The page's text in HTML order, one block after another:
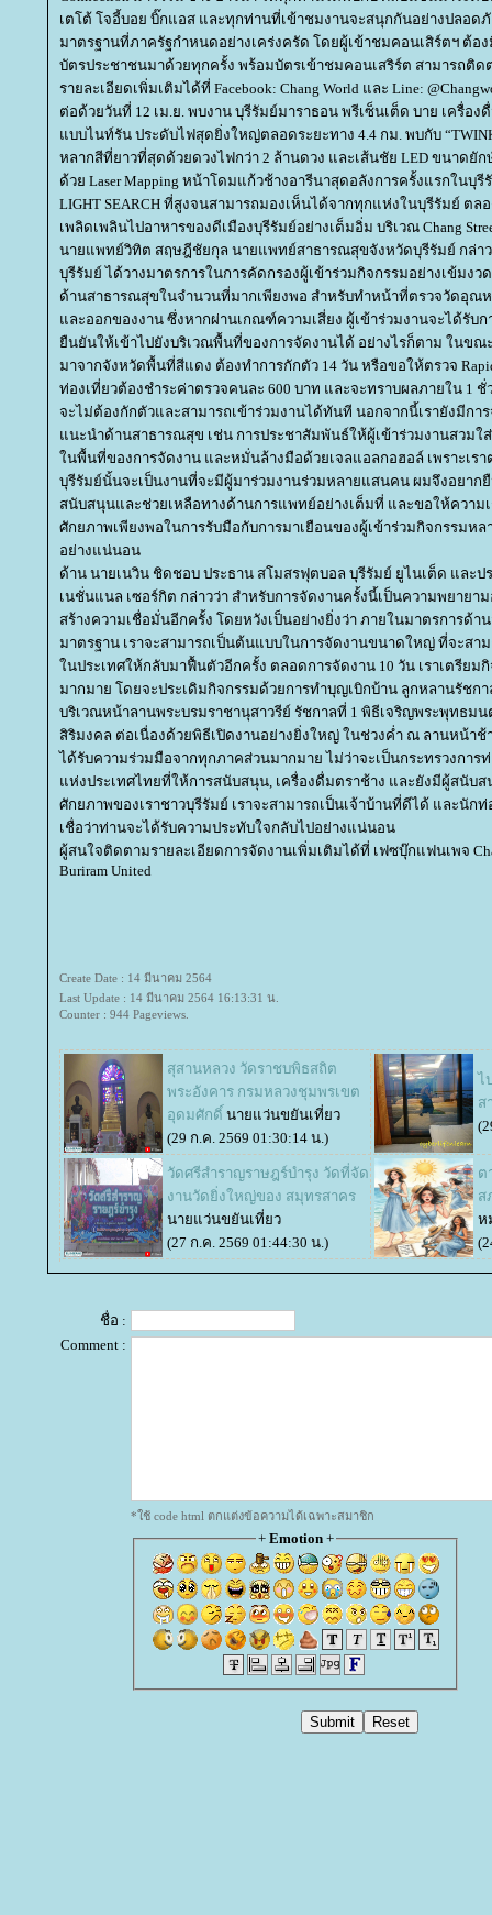
เตโต้ โจอี้บอย บิ๊กแอส และทุกท่านที่เข้าชมงานจะสนุกกันอย่างปลอดภั
มาตรฐานที่ภาครัฐกำหนดอย่างเคร่งครัด โดยผู้เข้าชมคอนเสิร์ตฯ ต้อ
บัตรประชาชนมาด้วยทุกครั้ง พร้อมบัตรเข้าชมคอนเสริร์ต สามารถติ
รายละเอียดเพิ่มเติมได้ที่ Facebook: Chang World และ Line:
ต่อด้วยวันที่ 12 เม.ย. พบงาน บุรีรัมย์มาราธอน พรีเซ็นเต็ด บาย เครื่อง
บบไนท์รัน ประดับไฟสุดยิ่งใหญ่ตลอดระยะทาง 4.4 กม. พบกับ
หลากสีที่ยาวที่สุดด้วยดวงไฟกว่า 2 ล้านดวง และเส้นชัย LED ขนาดยั
ด้วย Laser Mapping หน้าโดมแก้วช้างอารีนาสุดอลังการครั้งแรกใน
LIGHT SEARCH ที่สูงจนสามารถมองเห็นได้จากทุกแห่งในบุรีรัมย์ ตล
เพลิดเพลินไปอาหารของดีเมืองบุรีรัมย์อย่างเต็มอิ่ม บริเวณ Chang
นายแพทย์วิทิต สฤษฎีชัยกุล นายแพทย์สาธารณสุขจังหวัดบุรีรัมย์ กล่า
บุรีรัมย์ ได้วางมาตรการในการคัดกรองผู้เข้าร่วมกิจกรรมอย่างเข้มงว
ด้านสาธารณสุขในจำนวนที่มากเพียงพอ สำหรับทำหน้าที่ตรวจวัดอุณ
ละออกของงาน ซึ่งหากผ่านเกณฑ์ความเสี่ยง ผู้เข้าร่วมงานจะได้รับก
นยันให้เข้าไปยังบริเวณพื้นที่ของการจัดงานได้ อย่างไรก็ตาม ในขณ
มาจากจังหวัดพื้นที่สีแดง ต้องทำการกักตัว 14 วัน หรือขอให้ตรวจ
ท่องเที่ยวต้องชำระค่าตรวจคนละ 600 บาท และจะทราบผลภายใน 1
จะไม่ต้องกักตัวและสามารถเข้าร่วมงานได้ทันที นอกจากนี้เรายังมีกา
นะนำด้านสาธารณสุข เช่น การประชาสัมพันธ์ให้ผู้เข้าร่วมงานสวมใ
นพื้นที่ของการจัดงาน และหมั่นล้างมือด้วยเจลแอลกอฮอล์ เพราะเร
บุรีรัมย์นั้นจะเป็นงานที่จะมีผู้มาร่วมงานร่วมหลายแสนคน ผมจึงอยาก
สนับสนุนและช่วยเหลือทางด้านการแพทย์อย่างเต็มที่ และขอให้ความ
ศักยภาพเพียงพอในการรับมือกับการมาเยือนของผู้เข้าร่วมกิจกรรมห
อย่างแน่นอน
ด้าน นายเนวิน ชิดชอบ ประธาน สโมสรฟุตบอล บุรีรัมย์ ยูไนเต็ด และป
เนชั่นแนล เซอร์กิต กล่าวว่า สำหรับการจัดงานครั้งนี้เป็นความพยายา
สร้างความเชื่อมั่นอีกครั้ง โดยหวังเป็นอย่างยิ่งว่า ภายในมาตรการด้
มาตรฐาน เราจะสามารถเป็นต้นแบบในการจัดงานขนาดใหญ่ ที่จะส
นประเทศให้กลับมาฟื้นตัวอีกครั้ง ตลอดการจัดงาน 10 วัน เราเตรียม
มากมาย โดยจะประเดิมกิจกรรมด้วยการทำบุญเบิกบ้าน ลูกหลานรัชกา
บริเวณหน้าลานพระบรมราชานุสาวรีย์ รัชกาลที่ 1 พิธีเจริญพระพุทธมน
สิริมงคล ต่อเนื่องด้วยพิธีเปิดงานอย่างยิ่งใหญ่ ในช่วงค่ำ ณ ลานหน้าช้
ได้รับความร่วมมือจากทุกภาคส่วนมากมาย ไม่ว่าจะเป็นกระทรวงการ
ห่งประเทศไทยที่ให้การสนับสนุน, เครื่องดื่มตราช้าง และยังมีผู้สนับ
ศักยภาพของเราชาวบุรีรัมย์ เราจะสามารถเป็นเจ้าบ้านที่ดีได้ และนัก
เชื่อว่าท่านจะได้รับความประทับใจกลับไปอย่างแน่นอน
ผู้สนใจติดตามรายละเอียดการจัดงานเพิ่มเติมได้ที่ เฟซบุ๊กแฟนเพจ
Buriram United
Create Date : 14 มีนาคม 2564
Last Update : 14 มีนาคม 2564 16:13:31 น.
Counter : 944 Pageviews.
สุสานหลวง วัดราชบพิธสถิต
พระอังคาร กรมหลวงชุมพรเขต
อุดมศักดิ์ นายแว่นขยันเที่ยว
(29 ก.ค. 2569 01:30:14 น.)
ไ
ส
วัดศรีสำราญราษฎร์บำรุง วัดที่จัด
งานวัดยิ่งใหญ่ของ สมุทรสาคร
นายแว่นขยันเที่ยว
(27 ก.ค. 2569 01:44:30 น.)
ต
ส
ห
ชื่อ :
Comment :
*ใช้ code html ตกแต่งข้อความได้เฉพาะสมาชิก
+ Emotion+